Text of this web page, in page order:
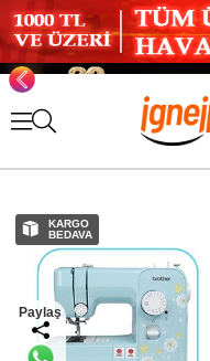
KARGO
BEDAVA
Paylaş